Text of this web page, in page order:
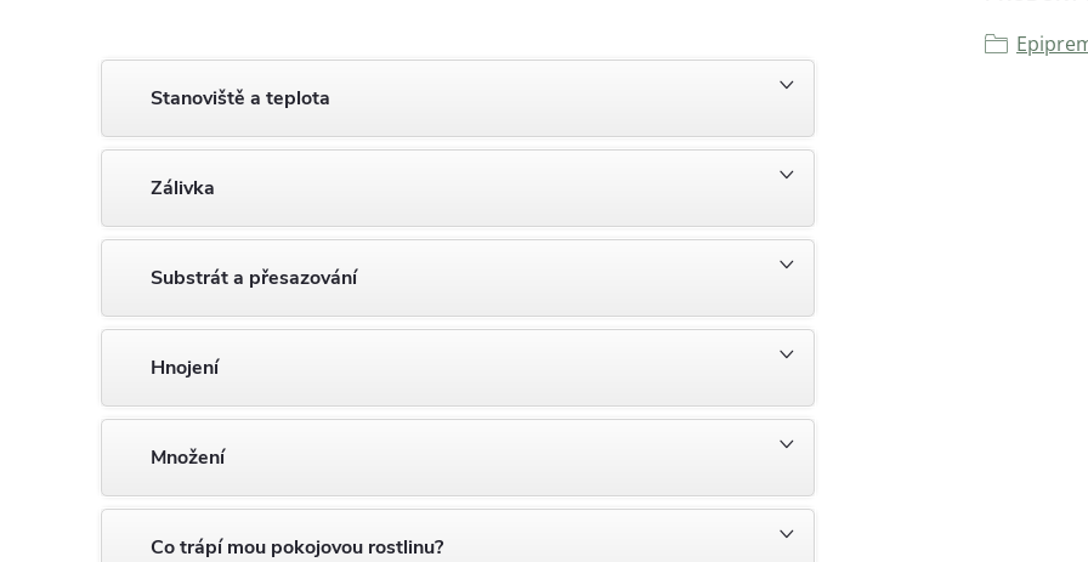
Stanoviště a teplota
Zálivka
Substrát a přesazování
Hnojení
Množení
Co trápí mou pokojovou rostlinu?